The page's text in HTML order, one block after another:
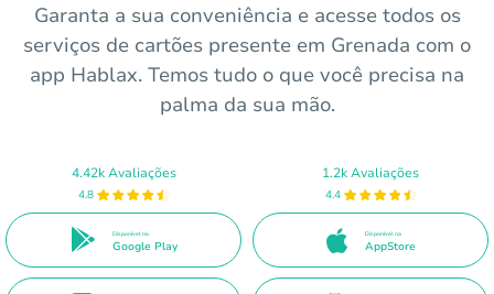
Garanta a sua conveniência e acesse todos os
serviços de cartões presente em Grenada com o
app Hablax. Temos tudo o que você precisa na
palma da sua mão.
4.42k Avaliações
4.8
Disponível no
Google Play
1.2k Avaliações
4.4
Disponível na
AppStore